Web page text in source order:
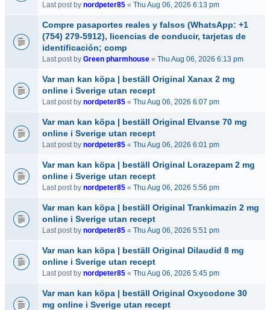
Last post by nordpeter85 « Thu Aug 06, 2026 6:13 pm
Compre pasaportes reales y falsos (WhatsApp: +1
(754) 279-5912), licencias de conducir, tarjetas de
identificación; comp
Last post by Green pharmhouse « Thu Aug 06, 2026 6:13 pm
Var man kan köpa | beställ Original Xanax 2 mg
online i Sverige utan recept
Last post by nordpeter85 « Thu Aug 06, 2026 6:07 pm
Var man kan köpa | beställ Original Elvanse 70 mg
online i Sverige utan recept
Last post by nordpeter85 « Thu Aug 06, 2026 6:01 pm
Var man kan köpa | beställ Original Lorazepam 2 mg
online i Sverige utan recept
Last post by nordpeter85 « Thu Aug 06, 2026 5:56 pm
Var man kan köpa | beställ Original Trankimazin 2 mg
online i Sverige utan recept
Last post by nordpeter85 « Thu Aug 06, 2026 5:51 pm
Var man kan köpa | beställ Original Dilaudid 8 mg
online i Sverige utan recept
Last post by nordpeter85 « Thu Aug 06, 2026 5:45 pm
Var man kan köpa | beställ Original Oxycodone 30
mg online i Sverige utan recept